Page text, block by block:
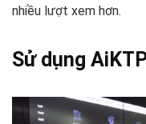
nhiều lượt xem hơn.
Sử dụng